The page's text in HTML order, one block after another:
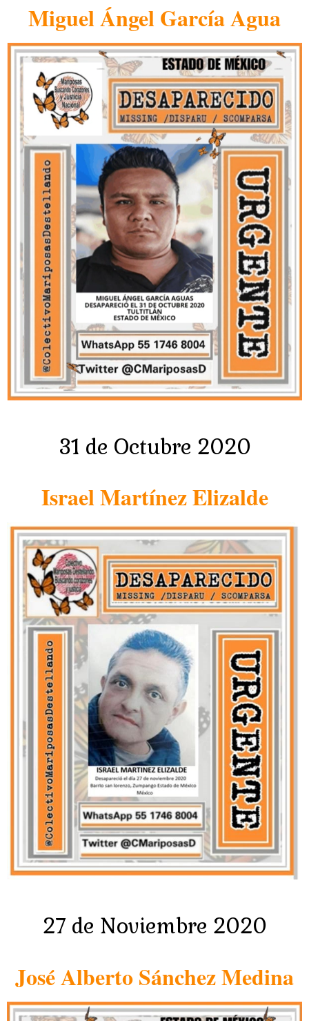
Miguel Ángel García Agua
31 de Octubre 2020
Israel Martínez Elizalde
27 de Noviembre 2020
José Alberto Sánchez Medina